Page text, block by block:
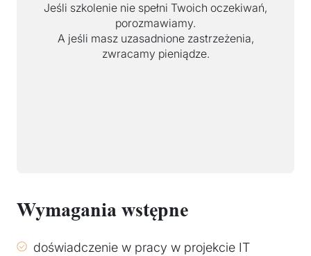
Jeśli szkolenie nie spełni Twoich oczekiwań,
porozmawiamy.
A jeśli masz uzasadnione zastrzeżenia,
zwracamy pieniądze.
Wymagania wstępne
doświadczenie w pracy w projekcie IT